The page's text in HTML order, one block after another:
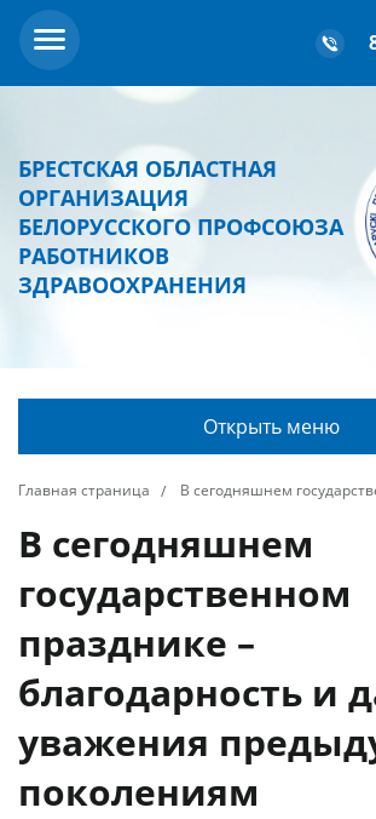
БРЕСТСКАЯ ОБЛАСТНАЯ
ОРГАНИЗАЦИЯ
БЕЛОРУССКОГО ПРОФСОЮЗА
РАБОТНИКОВ
ЗДРАВООХРАНЕНИЯ
Открыть меню
Главная страница В сегодняшнем
В сегодняшнем
государственном
празднике –
благодарность и
уважения
поколениям